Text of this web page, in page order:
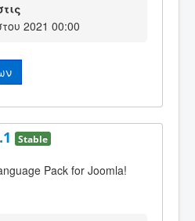
2021 00:00
Stable
Pack for Joomla!